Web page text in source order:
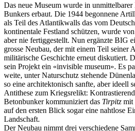
Das neue Museum wurde in unmittelbarer
Bunkers erbaut. Die 1944 begonnene
als Teil des Atlantikwalls das vom
kontinentale Festland schützen, wurde
aber nie fertiggestellt. Nun ergänzte BIG
grosse Neubau, der mit einem Teil seiner
militärische Geschichte erneut diskutiert.
sein Projekt ein «invisible museum». Es
weite, unter Naturschutz stehende
so eine architektonisch sanfte, aber ideell
Antithese zum Kriegsrelikt:
Betonbunker kommuniziert das Tirpitz mit
auf den ersten Blick sogar eine nahtlose
Landschaft.
Der Neubau nimmt drei verschiedene